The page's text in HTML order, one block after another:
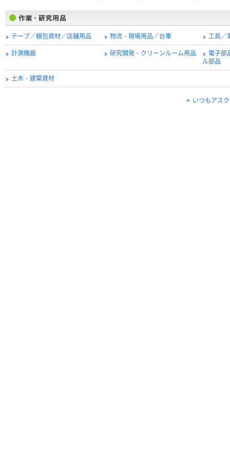
テープ／梱包資材／店舗用品 物流・現場用品／台車 工具／
計測機器 研究開発・クリーンルーム用品
電子部
ル部品
土木・建築資材
いつもアス